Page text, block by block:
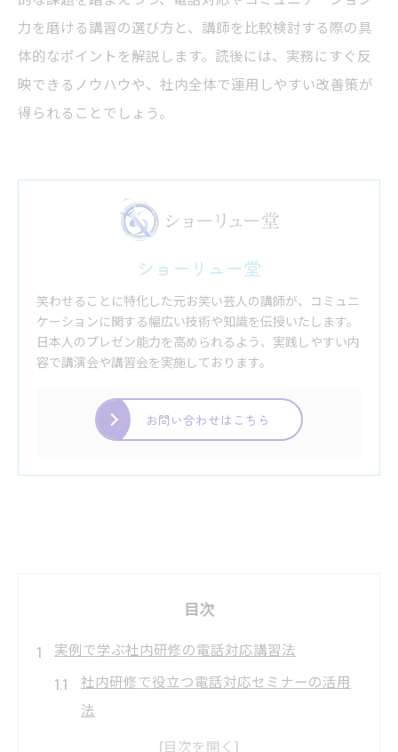
力を磨ける講習の選び方と、講師を比較検討する際の具
体的なポイントを解説します。読後には、実務にすぐ反
映できるノウハウや、社内全体で運用しやすい改善策が
得られることでしょう。
ショーリュー堂
笑わせることに特化した元お笑い芸人の講師が、コミュニ
ケーションに関する幅広い技術や知識を伝授いたします。
日本人のプレゼン能力を高められるよう、実践しやすい内
容で講演会や講習会を実施しております。
お問い合わせはこちら
目次
実例で学ぶ社内研修の電話対応講習法
社内研修で役立つ電話対応セミナーの活用
法
電話応対練習アプリを活用した社内研修事